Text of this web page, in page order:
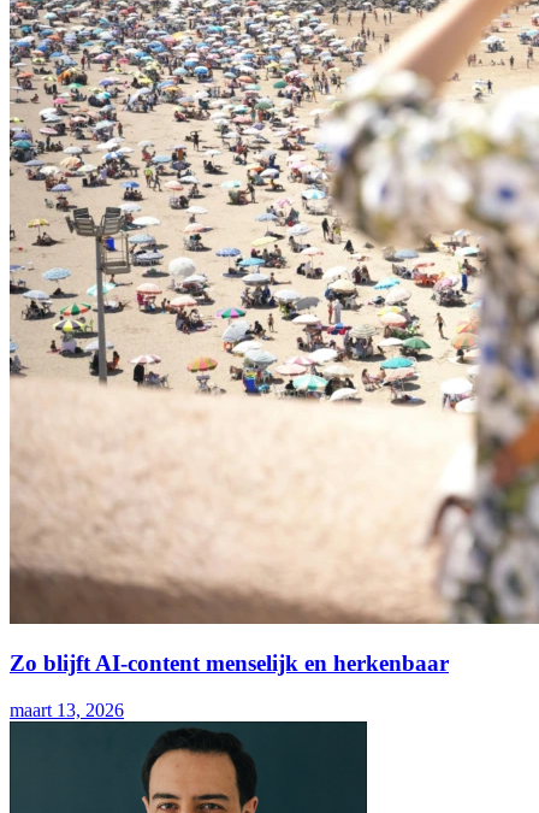
Zo blijft AI-content menselijk en herkenbaar
maart 13, 2026